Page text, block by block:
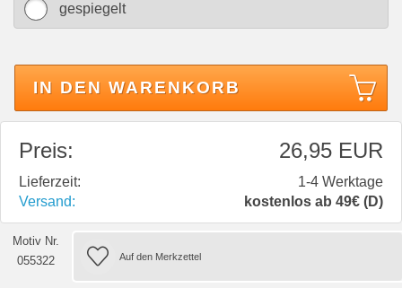
gespiegelt
IN DEN WARENKORB
Preis: 26,95 EUR
Lieferzeit:
1-4 Werktage
Versand:
kostenlos ab 49€ (D)
Motiv Nr.
055322